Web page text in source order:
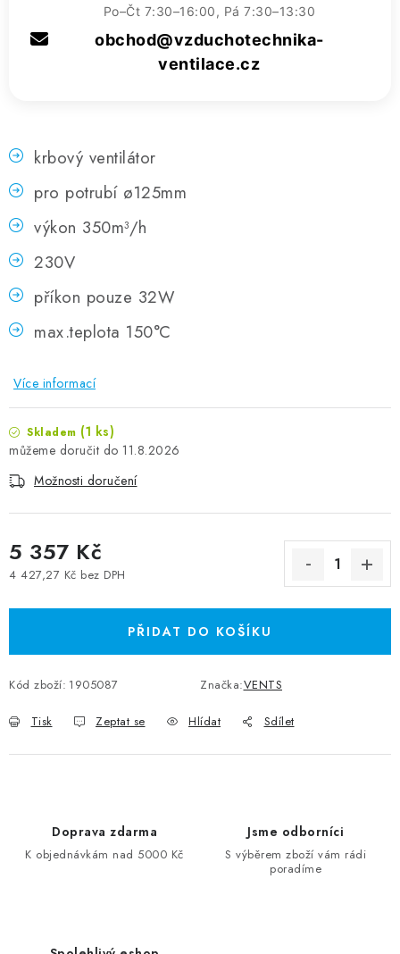
krbový ventilátor
pro potrubí ø125mm
výkon 350m³/h
230V
příkon pouze 32W
max.teplota 150°C
Více informací
Skladem (1 ks)
11.8.2026
Možnosti doručení
5 357 Kč
4 427,27 Kč bez DPH
PŘIDAT DO KOŠÍKU
Kód zboží: 1905087 Značka:VENTS
Tisk Zeptat se Hlídat Sdílet
Po–Čt 7:30–16:00, Pá 7:30–13:30
obchod@vzduchotechnika-
ventilace.cz
Doprava zdarma
K objednávkám nad 5000 Kč
Jsme odborníci
S výběrem zboží vám rádi
poradíme